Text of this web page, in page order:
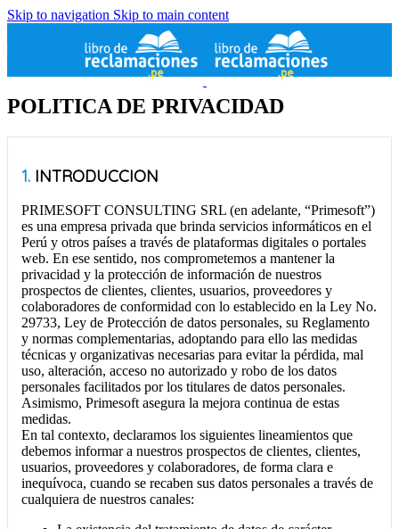
Skip to navigation Skip to main content
POLITICA DE PRIVACIDAD
1. INTRODUCCION
PRIMESOFT CONSULTING SRL (en adelante, “Primesoft”)
es una empresa privada que brinda servicios informáticos en el
Perú y otros países a través de plataformas digitales o portales
web. En ese sentido, nos comprometemos a mantener la
privacidad y la protección de información de nuestros
prospectos de clientes, clientes, usuarios, proveedores y
colaboradores de conformidad con lo establecido en la Ley No.
29733, Ley de Protección de datos personales, su Reglamento
y normas complementarias, adoptando para ello las medidas
técnicas y organizativas necesarias para evitar la pérdida, mal
uso, alteración, acceso no autorizado y robo de los datos
personales facilitados por los titulares de datos personales.
Asimismo, Primesoft asegura la mejora continua de estas
medidas.
En tal contexto, declaramos los siguientes lineamientos que
debemos informar a nuestros prospectos de clientes, clientes,
usuarios, proveedores y colaboradores, de forma clara e
inequívoca, cuando se recaben sus datos personales a través de
cualquiera de nuestros canales: